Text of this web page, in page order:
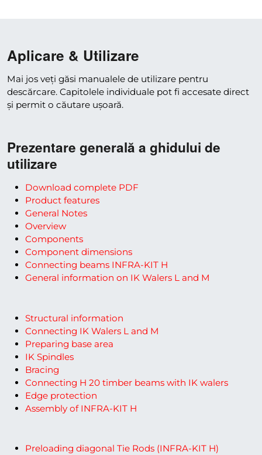
Aplicare & Utilizare
Mai jos veți găsi manualele de utilizare pentru
descărcare. Capitolele individuale pot fi accesate direct
și permit o căutare ușoară.
Prezentare generală a ghidului de
utilizare
Download complete PDF
Product features
General Notes
Overview
Components
Component dimensions
Connecting beams INFRA-KIT H
General information on IK Walers L and M
Structural information
Connecting IK Walers L and M
Preparing base area
IK Spindles
Bracing
Connecting H 20 timber beams with IK walers
Edge protection
Assembly of INFRA-KIT H
Preloading diagonal Tie Rods (INFRA-KIT H)